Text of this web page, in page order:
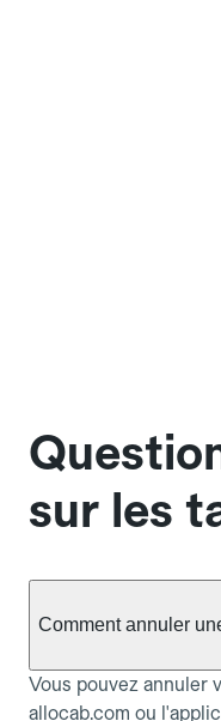
sur les
Comment annuler
Vous pouvez annuler
allocab.com ou